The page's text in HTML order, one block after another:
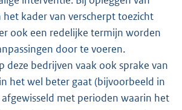
kader van verscherpt toezicht
ook een redelijke termijn worden
door te voeren.
deze bedrijven vaak ook sprake van
het wel beter gaat (bijvoorbeeld in
met perioden waarin het